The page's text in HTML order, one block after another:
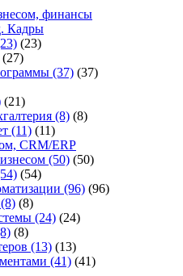
финансы
Кадры
(23)
(27)
(37) (37)
(21)
(8) (8)
(11) (11)
CRM/ERP
(50) (50)
(54)
(96) (96)
(8) (8)
(24) (24)
(8)
(13) (13)
(41) (41)